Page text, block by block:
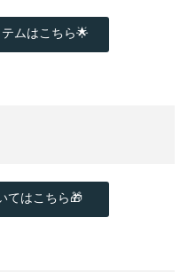
ムはこちら🌟
てはこちら🎁